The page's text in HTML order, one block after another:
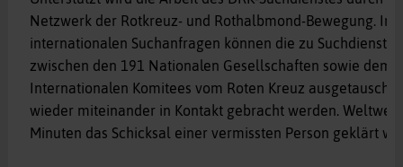
Netzwerk der Rotkreuz- und Rothalbmond-Bewegung.
internationalen Suchanfragen können die zu Suchdienst-
zwischen den 191 Nationalen Gesellschaften sowie dem
Internationalen Komitees vom Roten Kreuz
wieder miteinander in Kontakt gebracht werden.
Minuten das Schicksal einer vermissten Person geklärt